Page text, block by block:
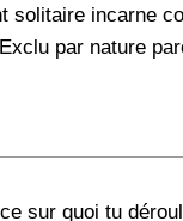
solitaire incarne
par nature
sur quoi tu